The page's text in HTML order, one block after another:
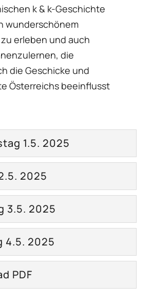
k & k-Geschichte
wunderschönem
erleben und auch
die
die Geschicke und
Österreichs beeinflusst
1.5. 2025
2025
3.5. 2025
4.5. 2025
PDF